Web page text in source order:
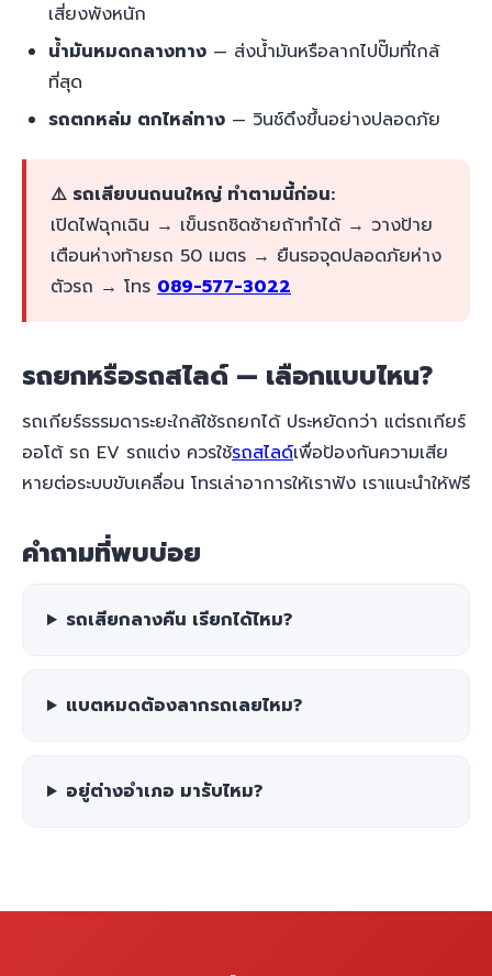
เสี่ยงพังหนัก
น้ำมันหมดกลางทาง — ส่งน้ำมันหรือลากไปปั๊มที่ใกล้
ที่สุด
รถตกหล่ม ตกไหล่ทาง — วินช์ดึงขึ้นอย่างปลอดภัย
⚠️ รถเสียบนถนนใหญ่ ทำตามนี้ก่อน:
เปิดไฟฉุกเฉิน → เข็นรถชิดซ้ายถ้าทำได้ → วางป้าย
เตือนห่างท้ายรถ 50 เมตร → ยืนรอจุดปลอดภัยห่าง
ตัวรถ → โทร 089-577-3022
รถยกหรือรถสไลด์ — เลือกแบบไหน?
รถเกียร์ธรรมดาระยะใกล้ใช้รถยกได้ ประหยัดกว่า แต่รถเกียร์
ออโต้ รถ EV รถแต่ง ควรใช้รถสไลด์เพื่อป้องกันความเสีย
หายต่อระบบขับเคลื่อน โทรเล่าอาการให้เราฟัง เราแนะนำให้ฟรี
คำถามที่พบบ่อย
รถเสียกลางคืน เรียกได้ไหม?
แบตหมดต้องลากรถเลยไหม?
อยู่ต่างอำเภอ มารับไหม?